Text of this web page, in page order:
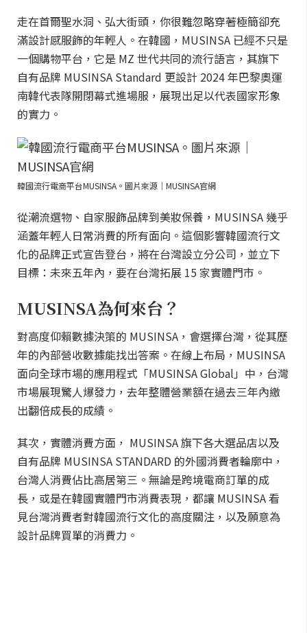
走在首爾聖水洞、弘大街頭，你很難忽略穿著極簡卻充
滿設計感服飾的年輕人。在韓國，MUSINSA 已經不只是
一個購物平台，它是 MZ 世代共同的流行語言，其旗下
自有品牌 MUSINSA Standard 更設計 2024 年巴黎奧運
南韓代表隊開閉幕式進場服，展現出足以代表國家形象
的實力。
韓國流行電商平台MUSINSA。圖片來源｜MUSINSA官網
從潮流選物、自家服飾品牌到美妝保養，MUSINSA 幾乎
涵蓋年輕人日常消費的所有面向。這個影響韓國流行文
化的品牌正式宣告登台，將在台灣設立分公司，並立下
目標：未來五年內，要在台灣拓展 15 家實體門市。
MUSINSA為何來台？
對高度仰賴數據決策的 MUSINSA，會選擇台灣，從其歷
年的內部營收數據能找出答案。在線上布局，MUSINSA
面向全球市場的應用程式「MUSINSA Global」中，台灣
市場展現驚人爆發力，去年整體營業額在過去三年內繳
出翻倍成長的成績。
其次，實體消費方面， MUSINSA 旗下各大選品店以及
自有品牌 MUSINSA STANDARD 的外國消費者輪廓中，
台灣人消費佔比高居第三。無論是跨境電商訂單的成
長，或是在韓國實體門市消費表現，都讓 MUSINSA 看
見台灣消費者對韓國流行文化的高度關注，以及願意為
設計品牌買單的消費力。